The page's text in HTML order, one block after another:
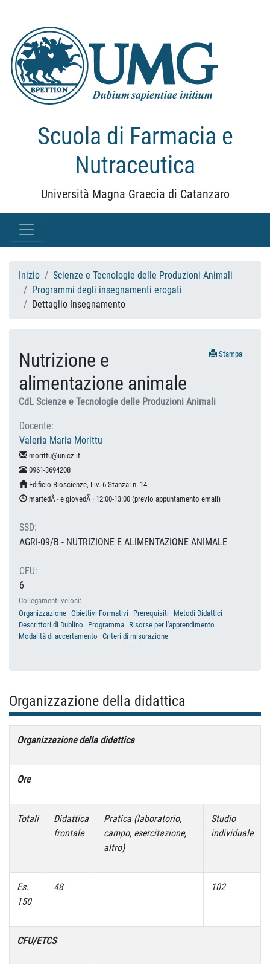
Scuola di Farmacia e
Nutraceutica
Università Magna Graecia di Catanzaro
Inizio
Scienze e Tecnologie delle Produzioni Animali
Programmi degli insegnamenti erogati
Dettaglio Insegnamento
Stampa
Nutrizione e
alimentazione animale
CdL Scienze e Tecnologie delle Produzioni Animali
Docente:
Valeria Maria Morittu
morittu@unicz.it
0961-3694208
Edificio Bioscienze, Liv. 6 Stanza: n. 14
martedÃ¬ e giovedÃ¬ 12:00-13:00 (previo appuntamento email)
SSD:
AGRI-09/B - NUTRIZIONE E ALIMENTAZIONE ANIMALE
CFU:
6
Collegamenti veloci:
Organizzazione Obiettivi Formativi Prerequisiti
Metodi Didattici
Descrittori di Dublino
Programma Risorse per l'apprendimento
Modalità di accertamento Criteri di misurazione
Organizzazione della didattica
Organizzazione della didattica
Ore
Totali
Didattica
frontale
Pratica (laboratorio,
campo, esercitazione,
altro)
Studio
individuale
Es.
150
48 102
CFU/ETCS